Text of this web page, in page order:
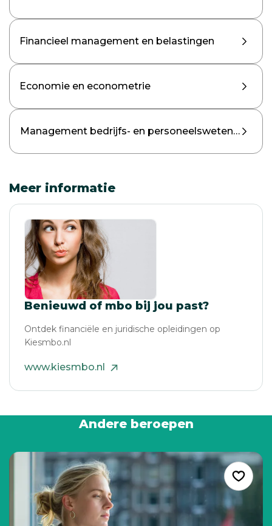
Financieel management en belastingen
Economie en econometrie
Management bedrijfs- en
Meer informatie
Benieuwd of mbo bij jou past?
Ontdek financiële en juridische opleidingen op
Kiesmbo.nl
www.kiesmbo.nl
Andere beroepen